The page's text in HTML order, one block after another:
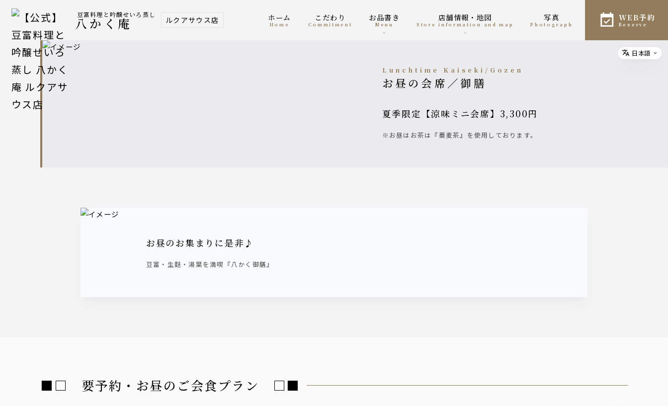
豆富料理と吟醸せいろ蒸し
八かく庵 ルクアサウス店 ホーム
home
こだわり
Commitment
お品書き
menu
店舗情報・地図
Store information and map
写真
photograph
WEB予約
reserve
Lunchtime Kaiseki/Gozen
お昼の会席／御膳
夏季限定【涼味ミニ会席】3,300円
※お昼はお茶は『蕎麦茶』を使用しております。
お昼のお集まりに是非♪
豆富・生麩・湯葉を満喫『八かく御膳』
■□ 要予約・お昼のご会食プラン □■
Select
日本語